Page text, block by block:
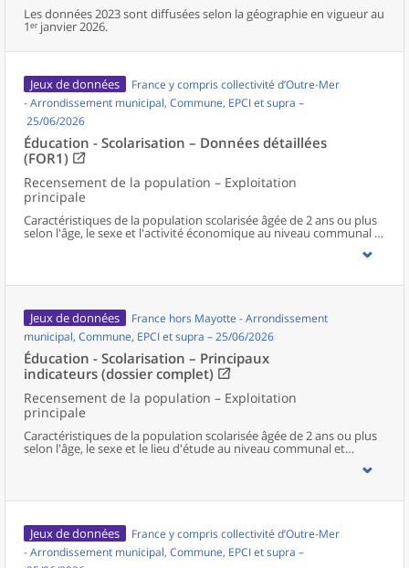
Les données 2023 sont diffusées selon la géographie en vigueur au
1ᵉʳ janvier 2026.
Jeux de données
France y compris collectivité d’Outre-Mer
- Arrondissement municipal, Commune, EPCI et supra –
25/06/2026
Éducation - Scolarisation – Données détaillées
(FOR1)
Recensement de la population – Exploitation
principale
Caractéristiques de la population scolarisée âgée de 2 ans ou plus
selon l'âge, le sexe et l'activité économique au niveau communal et
supracommunal pour la France hors Mayotte.
Jeux de données
France hors Mayotte - Arrondissement
municipal, Commune, EPCI et supra – 25/06/2026
Éducation - Scolarisation – Principaux
indicateurs (dossier complet)
Recensement de la population – Exploitation
principale
Caractéristiques de la population scolarisée âgée de 2 ans ou plus
selon l'âge, le sexe et le lieu d'étude au niveau communal et
supracommunal pour la France hors Mayotte.
Jeux de données
France y compris collectivité d’Outre-Mer
- Arrondissement municipal, Commune, EPCI et supra –